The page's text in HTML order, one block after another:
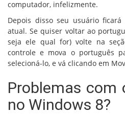
computador, infelizmente.
Depois disso seu usuário
atual. Se quiser voltar ao
seja ele qual for) volte na
controle e mova o português
selecioná-lo, e vá clicando em
Problemas com
no Windows 8?